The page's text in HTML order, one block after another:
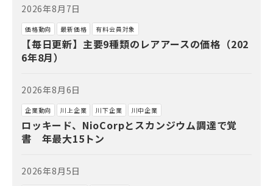
2026年8月7日
価格動向 最新価格 有料会員対象
【毎日更新】主要9種類のレアアースの価格（202
6年8月）
2026年8月6日
企業動向 川上企業 川下企業 川中企業
ロッキード、NioCorpとスカンジウム調達で覚
書 年最大15トン
2026年8月5日